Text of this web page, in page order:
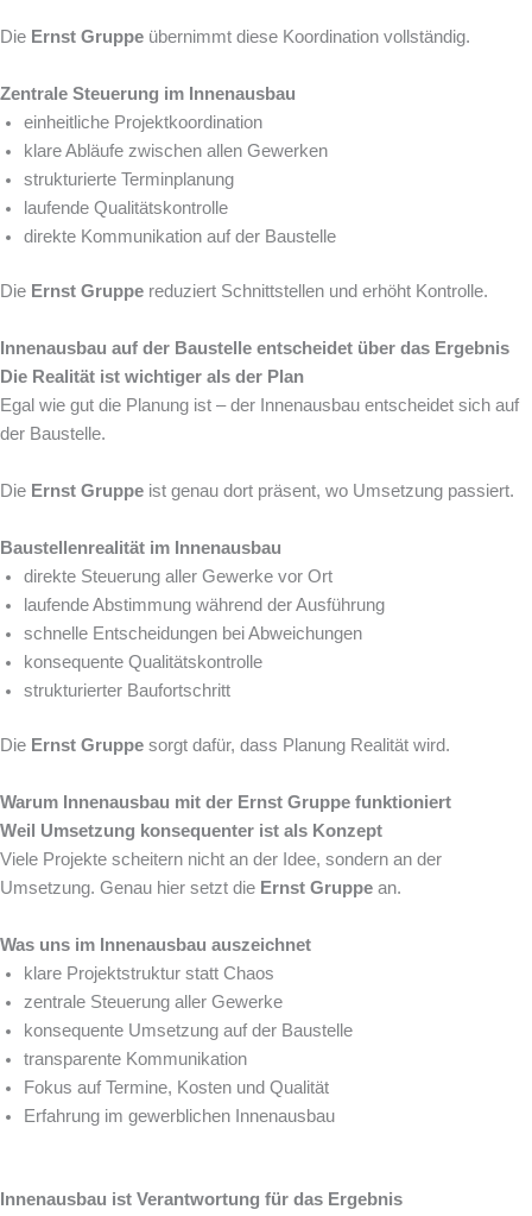
Die Ernst Gruppe übernimmt diese Koordination vollständig.
Zentrale Steuerung im Innenausbau
einheitliche Projektkoordination
klare Abläufe zwischen allen Gewerken
strukturierte Terminplanung
laufende Qualitätskontrolle
direkte Kommunikation auf der Baustelle
Die Ernst Gruppe reduziert Schnittstellen und erhöht Kontrolle.
Innenausbau auf der Baustelle entscheidet über das Ergebnis
Die Realität ist wichtiger als der Plan
Egal wie gut die Planung ist – der Innenausbau entscheidet sich auf
der Baustelle.
Die Ernst Gruppe ist genau dort präsent, wo Umsetzung passiert.
Baustellenrealität im Innenausbau
direkte Steuerung aller Gewerke vor Ort
laufende Abstimmung während der Ausführung
schnelle Entscheidungen bei Abweichungen
konsequente Qualitätskontrolle
strukturierter Baufortschritt
Die Ernst Gruppe sorgt dafür, dass Planung Realität wird.
Warum Innenausbau mit der Ernst Gruppe funktioniert
Weil Umsetzung konsequenter ist als Konzept
Viele Projekte scheitern nicht an der Idee, sondern an der
Umsetzung. Genau hier setzt die Ernst Gruppe an.
Was uns im Innenausbau auszeichnet
klare Projektstruktur statt Chaos
zentrale Steuerung aller Gewerke
konsequente Umsetzung auf der Baustelle
transparente Kommunikation
Fokus auf Termine, Kosten und Qualität
Erfahrung im gewerblichen Innenausbau
Innenausbau ist Verantwortung für das Ergebnis